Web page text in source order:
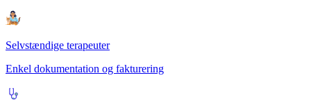
Selvstændige terapeuter
Enkel dokumentation og fakturering